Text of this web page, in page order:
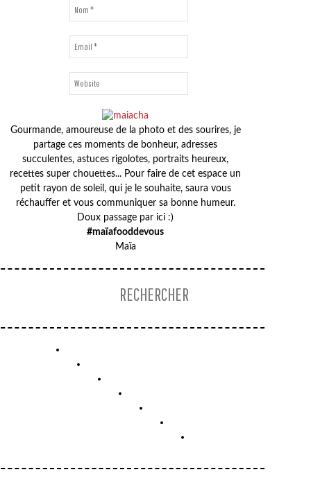
Gourmande, amoureuse de la photo et des sourires, je
partage ces moments de bonheur, adresses
succulentes, astuces rigolotes, portraits heureux,
recettes super chouettes... Pour faire de cet espace un
petit rayon de soleil, qui je le souhaite, saura vous
réchauffer et vous communiquer sa bonne humeur.
Doux passage par ici :)
#maïafooddevous
Maïa